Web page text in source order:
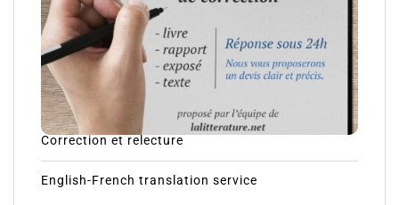
Correction et relecture
English-French translation service